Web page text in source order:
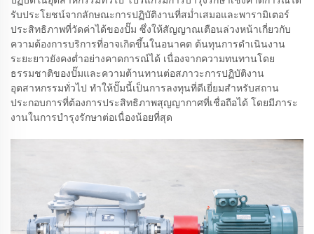
รับประโยชน์จากลักษณะการปฏิบัติงานที่สม่ำเสมอและพารามิเตอร์
ประสิทธิภาพที่วัดค่าได้ของปั๊ม ซึ่งให้สัญญาณเตือนล่วงหน้าเกี่ยวกับ
ความต้องการบริการที่อาจเกิดขึ้นในอนาคต ต้นทุนการดำเนินงาน
ระยะยาวยังคงต่ำอย่างคาดการณ์ได้ เนื่องจากความทนทานโดย
ธรรมชาติของปั๊มและความต้านทานต่อสภาวะการปฏิบัติงาน
อุตสาหกรรมทั่วไป ทำให้ปั๊มนี้เป็นการลงทุนที่ดีเยี่ยมสำหรับสถาน
ประกอบการที่ต้องการประสิทธิภาพสุญญากาศที่เชื่อถือได้ โดยมีภาระ
งานในการบำรุงรักษาต่อเนื่องน้อยที่สุด